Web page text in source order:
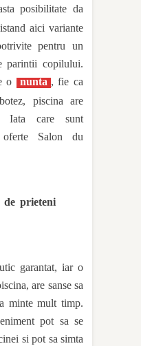
posibilitate da
aici variante
pentru un
parintii copilului.
o
nunta , fie ca
piscina are
Iata care sunt
Salon du
de prieteni
garantat, iar o
are sanse sa
minte mult timp.
pot sa se
si pot sa simta